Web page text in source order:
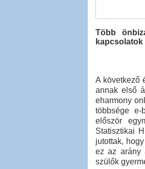
Több
kapcsolatok
A következő
annak első
eharmony
többsége e-
először
Statisztikai
jutottak,
ez az arány
szülők